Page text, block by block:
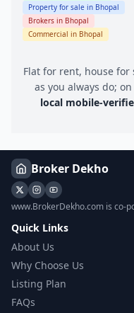
Property for sale in Bhopal
Brokers in Bhopal
Commercial in Bhopal
Flat for rent, house for
as you always do;
local mobile-
Broker Dekho
www.BrokerDekho.com is co-
Quick Links
About Us
Why Choose Us
Listing Plan
FAQs